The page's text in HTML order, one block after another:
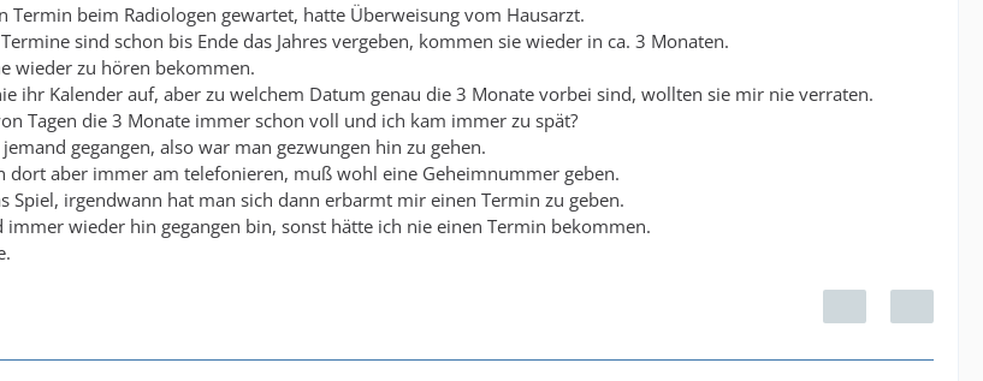
Termin beim Radiologen gewartet, hatte Überweisung vom Hausarzt.
sind schon bis Ende das Jahres vergeben, kommen sie wieder in ca. 3 Monaten.
wieder zu hören bekommen.
ihr Kalender auf, aber zu welchem Datum genau die 3 Monate vorbei sind, wollten sie mir nie verraten.
Tagen die 3 Monate immer schon voll und ich kam immer zu spät?
gegangen, also war man gezwungen hin zu gehen.
dort aber immer am telefonieren, muß wohl eine Geheimnummer geben.
Spiel, irgendwann hat man sich dann erbarmt mir einen Termin zu geben.
wieder hin gegangen bin, sonst hätte ich nie einen Termin bekommen.